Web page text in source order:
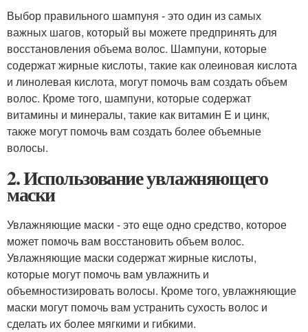
Выбор правильного шампуня - это один из самых
важных шагов, который вы можете предпринять для
восстановления объема волос. Шампуни, которые
содержат жирные кислоты, такие как олеиновая кислота
и линолевая кислота, могут помочь вам создать объем
волос. Кроме того, шампуни, которые содержат
витамины и минералы, такие как витамин E и цинк,
также могут помочь вам создать более объемные
волосы.
2. Использование увлажняющего
маски
Увлажняющие маски - это еще одно средство, которое
может помочь вам восстановить объем волос.
Увлажняющие маски содержат жирные кислоты,
которые могут помочь вам увлажнить и
объемностизировать волосы. Кроме того, увлажняющие
маски могут помочь вам устранить сухость волос и
сделать их более мягкими и гибкими.